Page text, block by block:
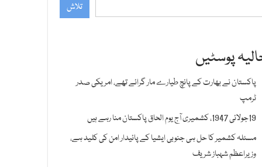
تلاش
پوسٹیں
پاکستان نے بھارت کے پانچ طیارے مار گرائے تھے، امریکی صدر
ٹرمپ
19جولائی 1947، کشمیری آج یوم الحاق پاکستان منا رہے ہیں
مسئلہ کشمیر کا حل ہی جنوبی ایشیا کے پائیدار امن کی کلید ہے،
وزیراعظم شہباز شریف